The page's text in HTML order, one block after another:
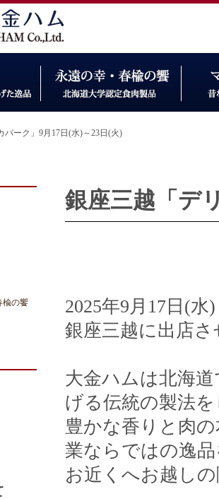
パーク」9月17日(水)～23日(火)
楡の饗
銀座三越「デ
2025年9月17日(水
銀座三越に出店
大金ハムは北海
げる伝統の製法
豊かな香りと肉
業ならではの逸
お近くへお越し